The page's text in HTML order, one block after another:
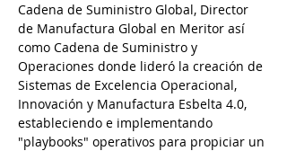
Cadena de Suministro Global, Director
de Manufactura Global en Meritor así
como Cadena de Suministro y
Operaciones donde lideró la creación de
Sistemas de Excelencia Operacional,
Innovación y Manufactura Esbelta 4.0,
estableciendo e implementando
"playbooks" operativos para propiciar un